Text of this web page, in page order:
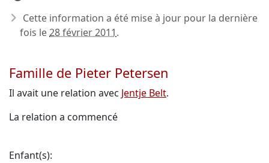
Cette information a été mise à jour pour la dernière
fois le28 février 2011.
Famille de Pieter Petersen
Il avait une relation avec Jentje Belt.
La relation a commencé
Enfant(s):